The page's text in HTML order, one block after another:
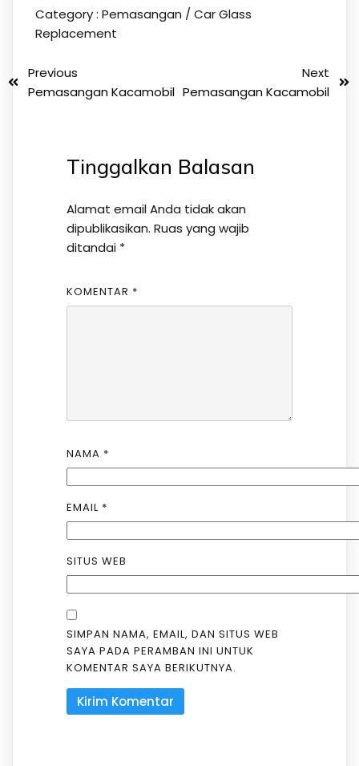
Category : Pemasangan / Car Glass
Replacement
Previous
Pemasangan Kacamobil
Next
Pemasangan Kacamobil
Tinggalkan Balasan
Alamat email Anda tidak akan
dipublikasikan. Ruas yang wajib
ditandai *
KOMENTAR *
NAMA *
EMAIL *
SITUS WEB
SIMPAN NAMA, EMAIL, DAN SITUS WEB
SAYA PADA PERAMBAN INI UNTUK
KOMENTAR SAYA BERIKUTNYA.